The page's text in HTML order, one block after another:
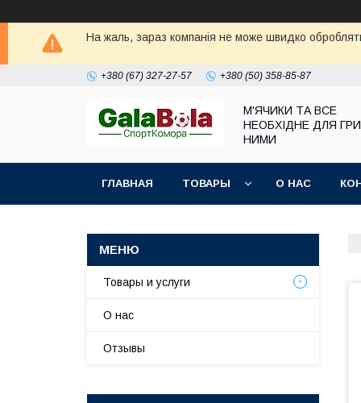
На жаль, зараз компанія не може швидко
+380 (67) 327-27-57 +380 (50) 358-85-87
М'ЯЧИКИ ТА ВСЕ
НЕОБХІДНЕ ДЛЯ
НИМИ
ГЛАВНАЯ ТОВАРЫ О НАС
Товары и услуги
О нас
Отзывы